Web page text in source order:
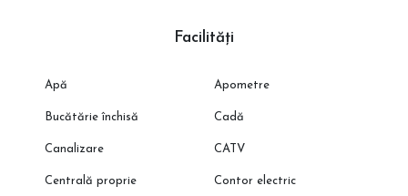
Suprafețele sunt aproximative; cele exacte rezultă din măsurători
dezvoltatorului!
🌐 Vezi oferta completă pe CleverImobiliare.ro – peste 1000 de
Facilități
Apă Apometre
Bucătărie închisă Cadă
Canalizare CATV
Centrală proprie Contor electric